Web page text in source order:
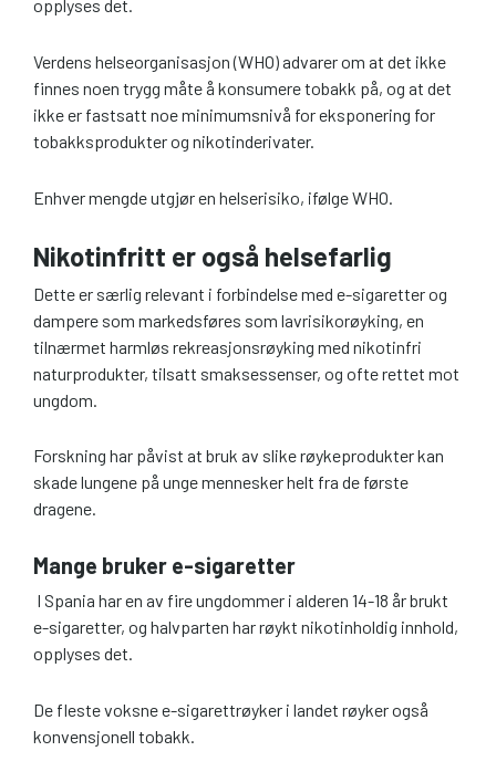
opplyses det.
Verdens helseorganisasjon (WHO) advarer om at det ikke
finnes noen trygg måte å konsumere tobakk på, og at det
ikke er fastsatt noe minimumsnivå for eksponering for
tobakksprodukter og nikotinderivater.
Enhver mengde utgjør en helserisiko, ifølge WHO.
Nikotinfritt er også helsefarlig
Dette er særlig relevant i forbindelse med e-sigaretter og
dampere som markedsføres som lavrisikorøyking, en
tilnærmet harmløs rekreasjonsrøyking med nikotinfri
naturprodukter, tilsatt smaksessenser, og ofte rettet mot
ungdom.
Forskning har påvist at bruk av slike røykeprodukter kan
skade lungene på unge mennesker helt fra de første
dragene.
Mange bruker e-sigaretter
I Spania har en av fire ungdommer i alderen 14-18 år brukt
e-sigaretter, og halvparten har røykt nikotinholdig innhold,
opplyses det.
De fleste voksne e-sigarettrøyker i landet røyker også
konvensjonell tobakk.